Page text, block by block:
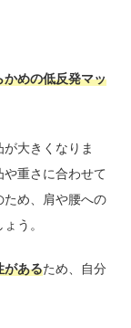
かめの低反発マッ
大きくなりま
重さに合わせて
ため、肩や腰への
う。
があるため、自分